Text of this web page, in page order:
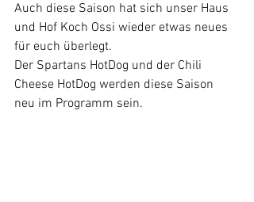
Auch diese Saison hat sich unser Haus
und Hof Koch Ossi wieder etwas neues
für euch überlegt.
Der Spartans HotDog und der Chili
Cheese HotDog werden diese Saison
neu im Programm sein.